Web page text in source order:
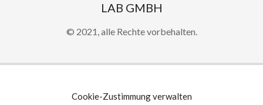
Cookie-Zustimmung verwalten
LAB GMBH
© 2021, alle Rechte vorbehalten.